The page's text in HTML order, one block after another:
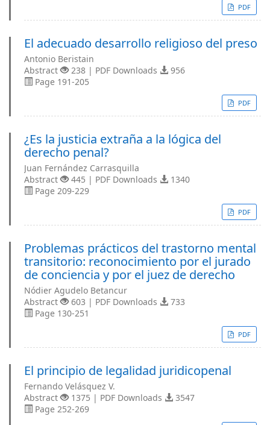
PDF
El adecuado desarrollo religioso del preso
Antonio Beristain
Abstract
238 | PDF Downloads
956
Page 191-205
PDF
¿Es la justicia extraña a la lógica del
derecho penal?
Juan Fernández Carrasquilla
Abstract
445 | PDF Downloads
1340
Page 209-229
PDF
Problemas prácticos del trastorno mental
transitorio: reconocimiento por el jurado
de conciencia y por el juez de derecho
Nódier Agudelo Betancur
Abstract
603 | PDF Downloads
733
Page 130-251
PDF
El principio de legalidad juridicopenal
Fernando Velásquez V.
Abstract
1375 | PDF Downloads
3547
Page 252-269